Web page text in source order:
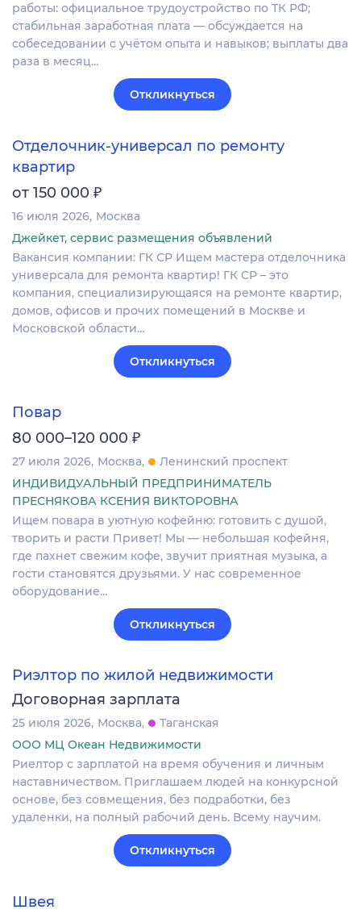
работы: официальное трудоустройство по ТК РФ;
стабильная заработная плата — обсуждается на
собеседовании с учётом опыта и навыков; выплаты два
раза в месяц…
Откликнуться
Отделочник-универсал по ремонту
квартир
от 150 000 ₽
16 июля 2026 Москва
Джейкет, сервис размещения объявлений
Вакансия компании: ГК СР Ищем мастера отделочника
универсала для ремонта квартир! ГК СР – это
компания, специализирующаяся на ремонте квартир,
домов, офисов и прочих помещений в Москве и
Московской области…
Откликнуться
Повар
80 000–120 000 ₽
27 июля 2026 Москва
Ленинский проспект
ИНДИВИДУАЛЬНЫЙ ПРЕДПРИНИМАТЕЛЬ
ПРЕСНЯКОВА КСЕНИЯ ВИКТОРОВНА
Ищем повара в уютную кофейню: готовить с душой,
творить и расти Привет! Мы — небольшая кофейня,
где пахнет свежим кофе, звучит приятная музыка, а
гости становятся друзьями. У нас современное
оборудование…
Откликнуться
Риэлтор по жилой недвижимости
Договорная зарплата
25 июля 2026 Москва
Таганская
ООО МЦ Океан Недвижимости
Риелтор с зарплатой на время обучения и личным
наставничеством. Приглашаем людей на конкурсной
основе, без совмещения, без подработки, без
удаленки, на полный рабочий день. Всему научим.
Откликнуться
Швея